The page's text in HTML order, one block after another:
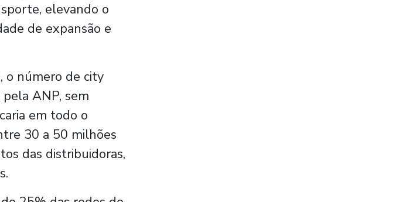
elevando o
de expansão e
o número de city
ANP, sem
em todo o
30 a 50 milhões
das distribuidoras,